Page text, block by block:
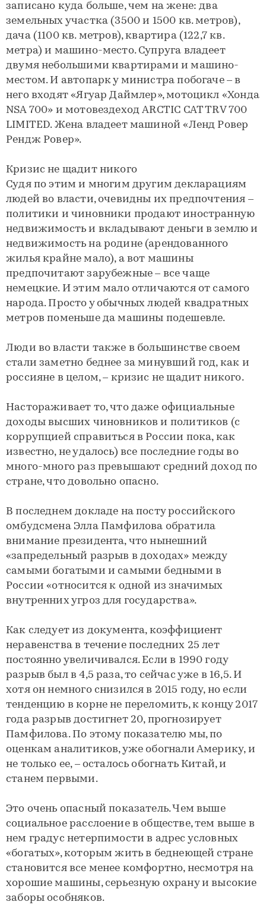
записано куда больше, чем на жене: два
земельных участка (3500 и 1500 кв. метров),
дача (1100 кв. метров), квартира (122,7 кв.
метра) и машино-место. Супруга владеет
двумя небольшими квартирами и машино-
местом. И автопарк у министра побогаче – в
него входят «Ягуар Даймлер», мотоцикл «Хонда
NSA 700» и мотовездеход ARCTIC CAT TRV 700
LIMITED. Жена владеет машиной «Ленд Ровер
Рендж Ровер».
Кризис не щадит никого
Судя по этим и многим другим декларациям
людей во власти, очевидны их предпочтения –
политики и чиновники продают иностранную
недвижимость и вкладывают деньги в землю и
недвижимость на родине (арендованного
жилья крайне мало), а вот машины
предпочитают зарубежные – все чаще
немецкие. И этим мало отличаются от самого
народа. Просто у обычных людей квадратных
метров поменьше да машины подешевле.
Люди во власти также в большинстве своем
стали заметно беднее за минувший год, как и
россияне в целом, – кризис не щадит никого.
Настораживает то, что даже официальные
доходы высших чиновников и политиков (с
коррупцией справиться в России пока, как
известно, не удалось) все последние годы во
много-много раз превышают средний доход по
стране, что довольно опасно.
В последнем докладе на посту российского
омбудсмена Элла Памфилова обратила
внимание президента, что нынешний
«запредельный разрыв в доходах» между
самыми богатыми и самыми бедными в
России «относится к одной из значимых
внутренних угроз для государства».
Как следует из документа, коэффициент
неравенства в течение последних 25 лет
постоянно увеличивался. Если в 1990 году
разрыв был в 4,5 раза, то сейчас уже в 16,5. И
хотя он немного снизился в 2015 году, но если
тенденцию в корне не переломить, к концу 2017
года разрыв достигнет 20, прогнозирует
Памфилова. По этому показателю мы, по
оценкам аналитиков, уже обогнали Америку, и
не только ее, – осталось обогнать Китай, и
станем первыми.
Это очень опасный показатель. Чем выше
социальное расслоение в обществе, тем выше в
нем градус нетерпимости в адрес условных
«богатых», которым жить в беднеющей стране
становится все менее комфортно, несмотря на
хорошие машины, серьезную охрану и высокие
заборы особняков.